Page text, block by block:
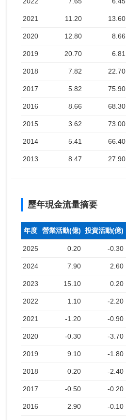
2021 11.20 13.60
2020 12.80 8.66
2019 20.70 6.81
2018 7.82 22.70
2017 5.82 75.90
2016 8.66 68.30
2015 3.62 73.00
2014 5.41 66.40
2013 8.47 27.90
歷年現金流量摘要
年度 營業活動(億) 投資活動(億)
2025 0.20 -0.30
2024 7.90 2.60
2023 15.10 0.20
2022 1.10 -2.20
2021 -1.20 -0.90
2020 -0.30 -3.70
2019 9.10 -1.80
2018 0.20 -2.40
2017 -0.50 -0.20
2016 2.90 -0.10